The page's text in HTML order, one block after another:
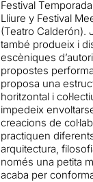
Festival
Lliure y Festival
(Teatro Calderón).
també produeix i
escèniques
propostes
proposa una
horitzontal i
impedeix
creacions de
practiquen
arquitectura,
només una petita
acaba per